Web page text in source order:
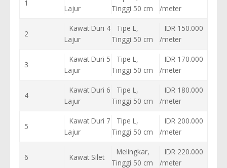
1
Lajur
Tinggi 50 cm
/meter
2
Kawat Duri 4
Lajur
Tipe L,
Tinggi 50 cm
IDR 150.000
/meter
3
Kawat Duri 5
Lajur
Tipe L,
Tinggi 50 cm
IDR 170.000
/meter
4
Kawat Duri 6
Lajur
Tipe L,
Tinggi 50 cm
IDR 180.000
/meter
5
Kawat Duri 7
Lajur
Tipe L,
Tinggi 50 cm
IDR 200.000
/meter
6 Kawat Silet
Melingkar,
Tinggi 50 cm
IDR 220.000
/meter